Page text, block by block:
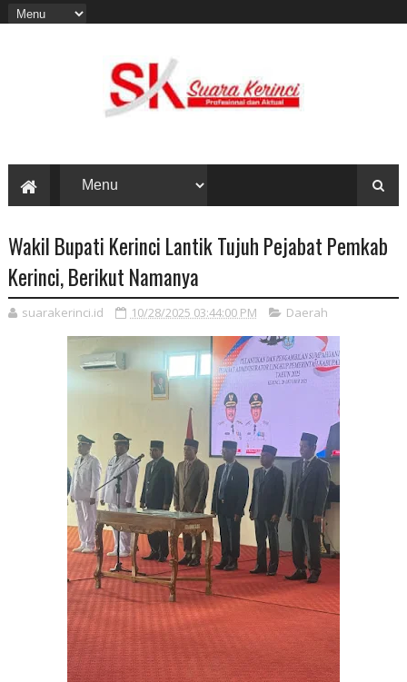
Wakil Bupati Kerinci Lantik Tujuh Pejabat Pemkab
Kerinci, Berikut Namanya
suarakerinci.id 10/28/2025 03:44:00 PM Daerah